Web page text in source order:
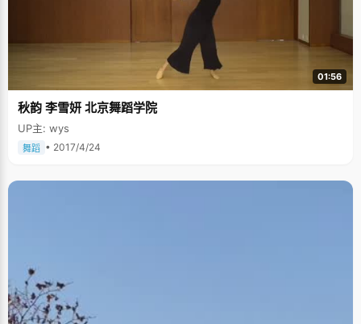
01:56
秋韵 李雪妍 北京舞蹈学院
UP主: wys
舞蹈 • 2017/4/24